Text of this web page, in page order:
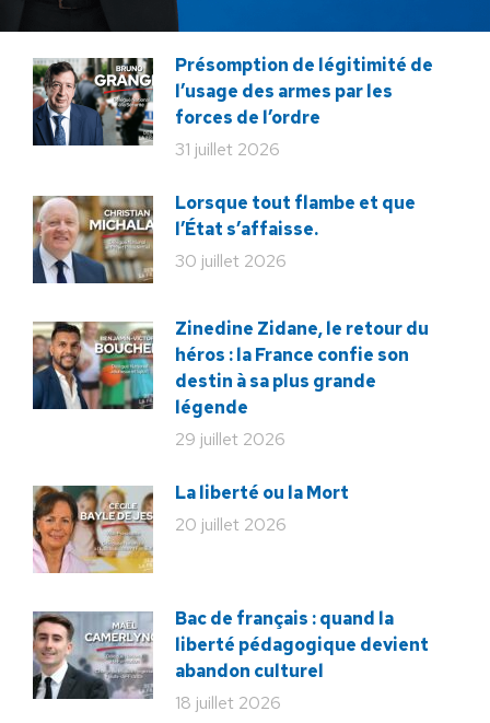
Présomption de légitimité de
l’usage des armes par les
forces de l’ordre
31 juillet 2026
Lorsque tout flambe et que
l’État s’affaisse.
30 juillet 2026
Zinedine Zidane, le retour du
héros : la France confie son
destin à sa plus grande
légende
29 juillet 2026
La liberté ou la Mort
20 juillet 2026
Bac de français : quand la
liberté pédagogique devient
abandon culturel
18 juillet 2026